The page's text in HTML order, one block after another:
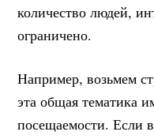
количество людей,
ограничено.
Например, возьмем
эта общая тематика
посещаемости. Если